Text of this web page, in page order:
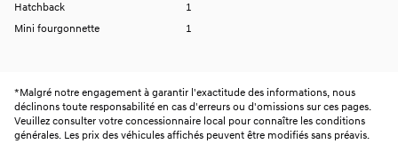
Hatchback
1
Mini fourgonnette
1
* Malgré notre engagement à garantir l'exactitude des informations, nous
déclinons toute responsabilité en cas d'erreurs ou d'omissions sur ces pages.
Veuillez consulter votre concessionnaire local pour connaître les conditions
générales. Les prix des véhicules affichés peuvent être modifiés sans préavis.